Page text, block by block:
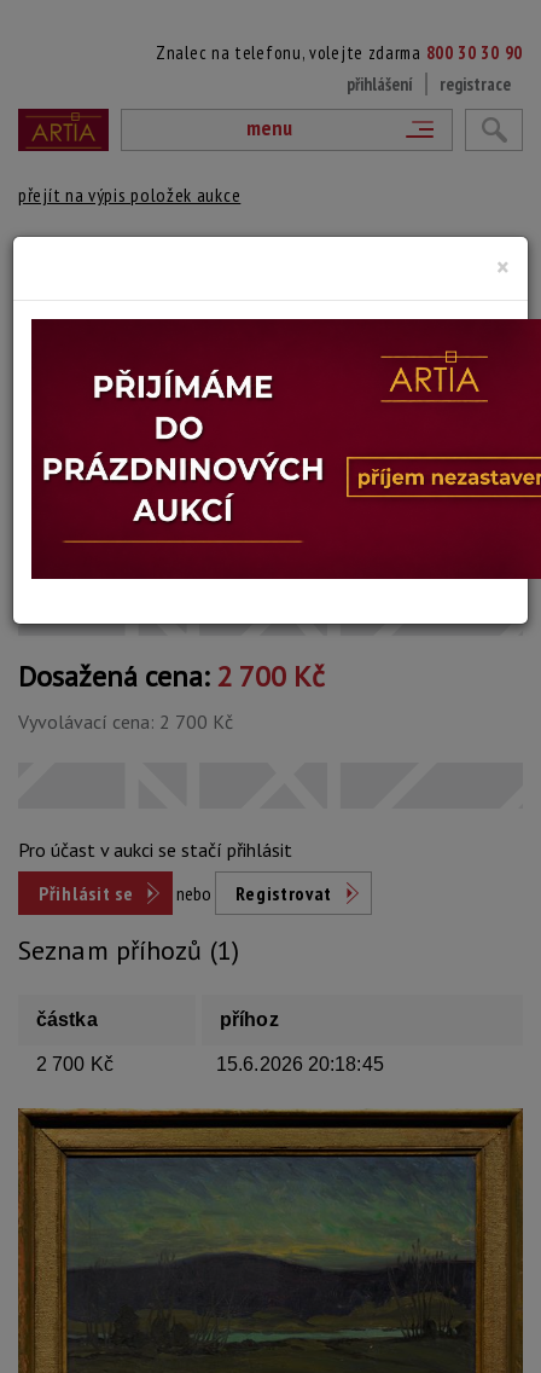
Znalec na telefonu, volejte zdarma 800 30 30 90
přihlášení
registrace
menu
přejít na výpis položek aukce
Birger Hansson-Böe
vydraženo
Signováno a datováno vlevo dole, rámováno.
Technika: olej na sololitu, datace: 1940
Šířka: 32 cm, výška: 29,5 cm, rámování: 35 x 38,5
Stav: mírně poškozeno
Konec dražby:15.06.2026 20:30 SELČ
Dosažená cena:2 700 Kč
Vyvolávací cena: 2 700 Kč
Pro účast v aukci se stačí přihlásit
Přihlásit se
nebo Registrovat
Seznam příhozů (1)
částka příhoz
2 700 Kč 15.6.2026 20:18:45
×